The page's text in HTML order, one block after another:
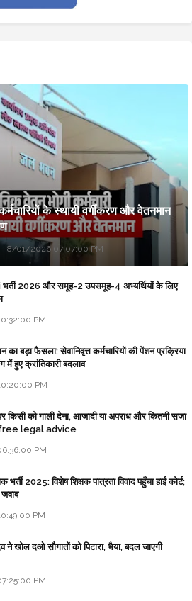
के स्थायी वर्गीकरण और वेतनमान
8/01/2026 07:07:00 PM
2026 और समूह-2 उपसमूह-4 अभ्यर्थियों के लिए
PM
का बड़ा फैसला: सेवानिवृत्त कर्मचारियों की पेंशन प्रक्रिया
हुए क्रांतिकारी बदलाव
PM
किसी को गाली देना, आजादी या अपराध और कितनी सजा
free legal advice
PM
भर्ती 2025: विशेष शिक्षक पात्रता विवाद पहुँचा हाई कोर्ट;
PM
ने खोल दओ सौगातों को पिटारा, भैया, बदल जाएगी
PM